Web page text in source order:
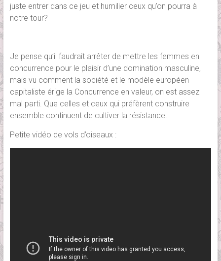
juste entrer dans ce jeu et humilier ceux qu’on pourra à
notre tour?
Je pense qu’il faudrait arrêter de mettre les femmes en
concurrence pour le plaisir d’une domination masculine,
mais vu comment la société et le modèle européen
capitaliste érige la Concurrence en valeur, on est assez
mal parti. Que celles et ceux qui préfèrent construire
ensemble continuent de cultiver la résistance.
Petite vidéo de vols d’oiseaux :